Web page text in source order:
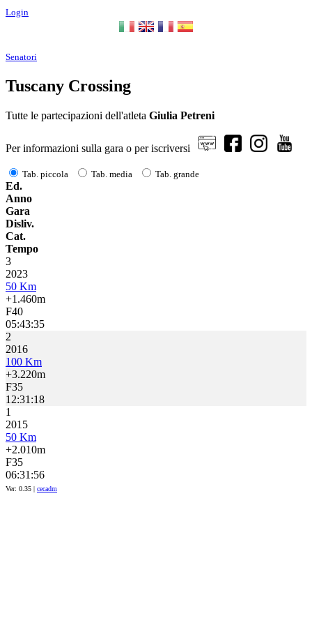
Login
Senatori
Tuscany Crossing
Tutte le partecipazioni dell'atleta Giulia Petreni
Per informazioni sulla gara o per iscriversi
Tab. piccola Tab. media Tab. grande
Ed.
Anno
Gara
Disliv.
Cat.
Tempo
3
2023
50 Km
+1.460m
F40
05:43:35
2
2016
100 Km
+3.220m
F35
12:31:18
1
2015
50 Km
+2.010m
F35
06:31:56
Ver: 0.35 | cecadm